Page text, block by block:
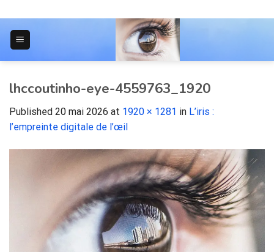
to
content
lhccoutinho-eye-4559763_1920
Published 20 mai 2026 at 1920 × 1281 in L’iris :
l’empreinte digitale de l’œil